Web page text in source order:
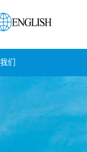
们
上报